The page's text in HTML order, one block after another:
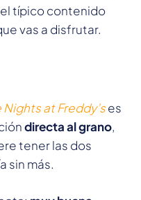
típico contenido
vas a disfrutar.
Nights at Freddy’ses
directa al grano,
tener las dos
sin más.